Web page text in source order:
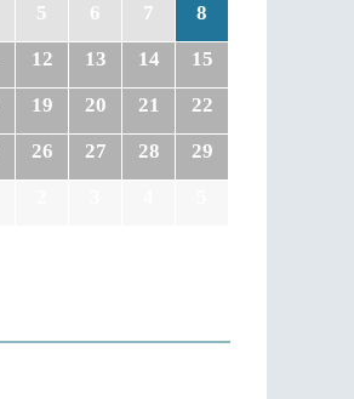
5 6 7
8
12 13 14
15
19 20 21
22
26 27 28
29